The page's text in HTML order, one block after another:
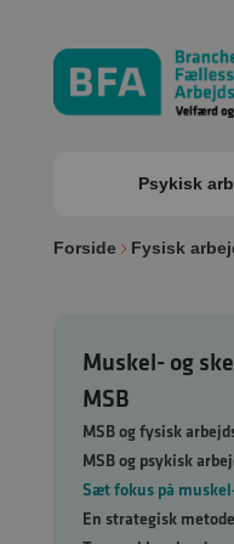
Psykisk
Forside Fysisk
Muskel- og
MSB
MSB og fysisk
MSB og psykisk
Sæt fokus på
En strategisk